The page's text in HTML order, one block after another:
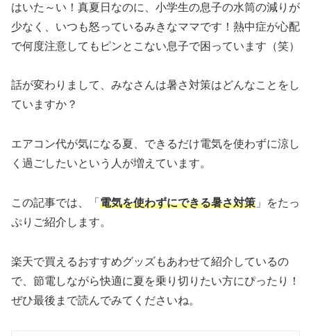
はいた～い！真夏日なのに、小学生の息子の水筒の減りが
少なく、いつも怒っているみきなママです！熱中症が心配
で何度注意してもピンとこない息子で困っています（笑）
話が変わりまして、みなさんは暑さ対策はどんなことをし
ていますか？
エアコン代が気になる夏、できるだけ電気を使わずに涼し
く過ごしたいという人が増えています。
この記事では、「 電気を使わずにできる暑さ対策 」をたっ
ぷりご紹介します。
楽天で買えるおすすめグッズもあわせて紹介しているの
で、節電しながら快適に夏を乗り切りたい方にぴったり！
ぜひ最後まで読んでみてくださいね。